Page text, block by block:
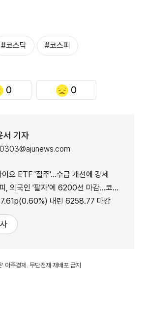
#코스닥 #코스피
0 0
서 기자
이오 ETF '질주'…수급 개선에 강세
국인 '팔자'에 6200선 마감…코스닥도 하락
내린 6258.77 마감
주경제. 무단전재·재배포 금지